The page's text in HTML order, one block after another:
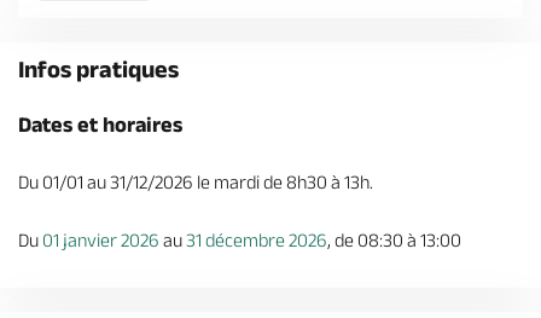
Infos pratiques
Dates et horaires
Du 01/01 au 31/12/2026 le mardi de 8h30 à 13h.
Du 01 janvier 2026 au31 décembre 2026, de 08:30 à 13:00